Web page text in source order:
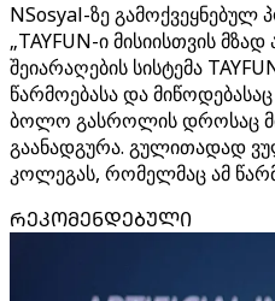
NSosyal-ზე გამოქვეყნებულ
„TAYFUN-ი მისიისთვის
შეიარაღების სისტემა
წარმოებასა და
ბოლო გასროლის დროსაც
გაანადგურა. გულითადად
კოლეგას, რომელმაც ამ
ᲠᲔᲙᲝᲛᲔᲜᲓᲔᲑᲣᲚᲘ